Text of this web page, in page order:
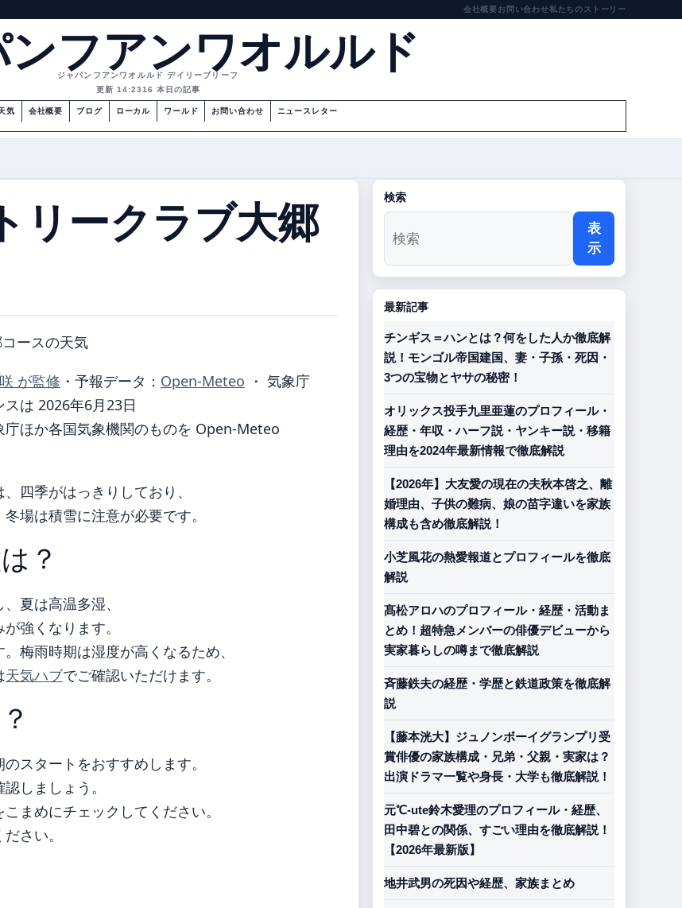
会社概要お問い合わせ私たちのストーリー
フアンワオルルド
ジャパンフアンワオルルド デイリーブリーフ
更新 14:2316 本日の記事
気 会社概要 ブログ ローカル ワールド お問い合わせ ニュースレター
リークラブ大郷
ースの天気
が監修 ・ 予報データ： Open-Meteo ・ 気象庁
は 2026年6月23日
ほか各国気象機関のものを Open-Meteo
四季がはっきりしており、
場は積雪に注意が必要です。
？
夏は高温多湿、
強くなります。
梅雨時期は湿度が高くなるため、
天気ハブでご確認いただけます。
スタートをおすすめします。
しましょう。
まめにチェックしてください。
さい。
検索
表
示
最新記事
チンギス＝ハンとは？何をした人か徹底解
説！モンゴル帝国建国、妻・子孫・死因・
3つの宝物とヤサの秘密！
オリックス投手九里亜蓮のプロフィール・
経歴・年収・ハーフ説・ヤンキー説・移籍
理由を2024年最新情報で徹底解説
【2026年】大友愛の現在の夫秋本啓之、離
婚理由、子供の難病、娘の苗字違いを家族
構成も含め徹底解説！
小芝風花の熱愛報道とプロフィールを徹底
解説
髙松アロハのプロフィール・経歴・活動ま
とめ！超特急メンバーの俳優デビューから
実家暮らしの噂まで徹底解説
斉藤鉄夫の経歴・学歴と鉄道政策を徹底解
説
【藤本洸大】ジュノンボーイグランプリ受
賞俳優の家族構成・兄弟・父親・実家は？
出演ドラマ一覧や身長・大学も徹底解説！
元℃-ute鈴木愛理のプロフィール・経歴、
田中碧との関係、すごい理由を徹底解説！
【2026年最新版】
地井武男の死因や経歴、家族まとめ